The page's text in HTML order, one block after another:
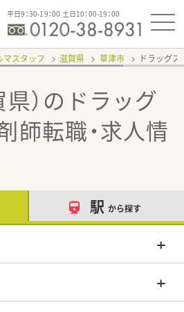
平日9：30-19：00 土日10：00-19：00
マスタッフ 滋賀県 草津市 ドラッグ
）のドラッグ
師転職・求人情
駅 から探す